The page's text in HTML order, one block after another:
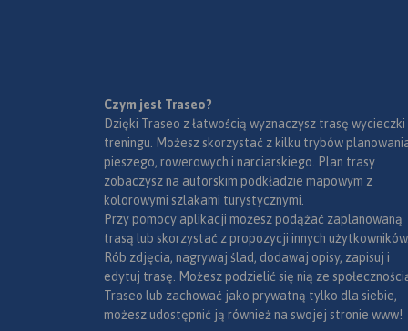
Czym jest Traseo?
Dzięki Traseo z łatwością wyznaczysz trasę wycieczki
treningu. Możesz skorzystać z kilku trybów
pieszego, rowerowych i narciarskiego. Plan trasy
zobaczysz na autorskim podkładzie mapowym z
kolorowymi szlakami turystycznymi.
Przy pomocy aplikacji możesz podążać zaplanowaną
trasą lub skorzystać z propozycji innych użytkowników.
Rób zdjęcia, nagrywaj ślad, dodawaj opisy, zapisuj i
edytuj trasę. Możesz podzielić się nią ze
Traseo lub zachować jako prywatną tylko dla siebie,
możesz udostępnić ją również na swojej stronie www!